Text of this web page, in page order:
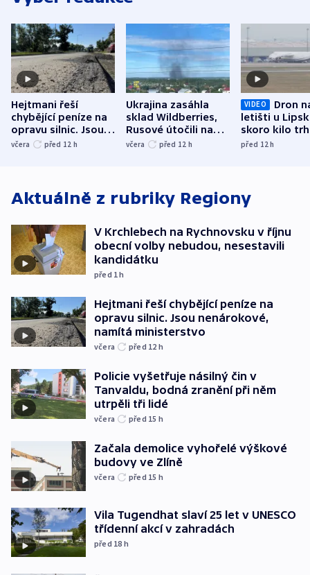
Hejtmani řeší
chybějící peníze na
opravu silnic. Jsou
nenárokové, namítá
včera před 12 h
Ukrajina zasáhla
sklad Wildberries,
Rusové útočili na
trh, hasiče či
včera před 12 h
VIDEO
Dron
letišti u
skoro kilo
indicie
před 12h
Aktuálně z rubriky Regiony
V Krchlebech na Rychnovsku v říjnu
obecní volby nebudou, nesestavili
kandidátku
před 1h
Hejtmani řeší chybějící peníze na
opravu silnic. Jsou nenárokové,
namítá ministerstvo
včera před 12 h
Policie vyšetřuje násilný čin v
Tanvaldu, bodná zranění při něm
utrpěli tři lidé
včera před 15 h
Začala demolice vyhořelé výškové
budovy ve Zlíně
včera před 15 h
Vila Tugendhat slaví 25 let v UNESCO
třídenní akcí v zahradách
před 18 h